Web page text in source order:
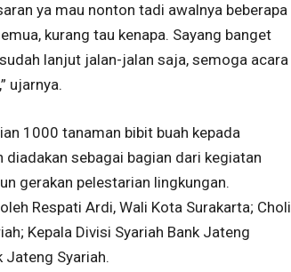
ya mau nonton tadi awalnya beberapa
kurang tau kenapa. Sayang banget
lanjut jalan-jalan saja, semoga acara
ujarnya.
1000 tanaman bibit buah kepada
sebagai bagian dari kegiatan
gerakan pelestarian lingkungan.
Respati Ardi, Wali Kota Surakarta; Choli
Kepala Divisi Syariah Bank Jateng
Jateng Syariah.